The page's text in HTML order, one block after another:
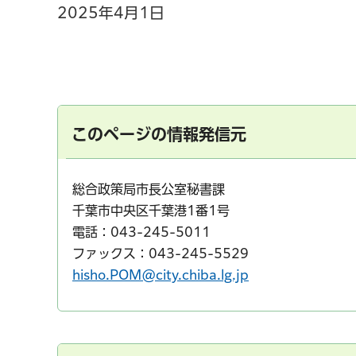
2025年4月1日
このページの情報発信元
総合政策局市長公室秘書課
千葉市中央区千葉港1番1号
電話：043-245-5011
ファックス：043-245-5529
hisho.POM@city.chiba.lg.jp